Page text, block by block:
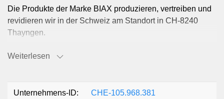
Die Produkte der Marke BIAX produzieren, vertreiben und
revidieren wir in der Schweiz am Standort in CH-8240
Thayngen.
Unsere Produktpalette bietet Werkzeugmaschinen mit
metallverarbeitenden Industrie abgestimmt sind.
Weiterlesen
Unternehmens-ID: CHE-105.968.381